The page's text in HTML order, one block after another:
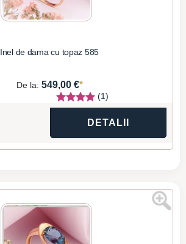
Inel de dama cu topaz 585
De la: 549,00 €*
(1)
DETALII